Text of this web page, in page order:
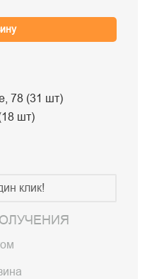
78 (31 шт)
шт)
клик!